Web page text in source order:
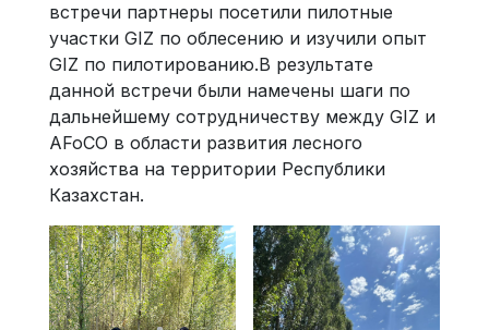
встречи партнеры посетили пилотные
участки GIZ по облесению и изучили опыт
GIZ по пилотированию.В результате
данной встречи были намечены шаги по
дальнейшему сотрудничеству между GIZ и
AFoCO в области развития лесного
хозяйства на территории Республики
Казахстан.